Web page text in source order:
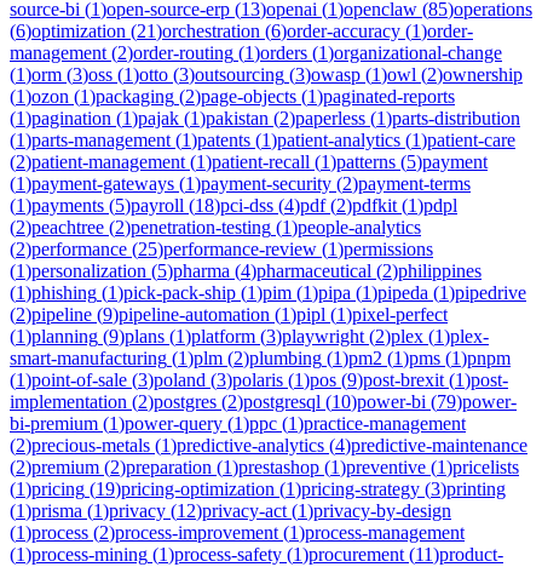
source-bi (1)open-source-erp (13)openai (1)openclaw (85)operations
(6)optimization (21)orchestration (6)order-accuracy (1)order-
management (2)order-routing (1)orders (1)organizational-change
(1)orm (3)oss (1)otto (3)outsourcing (3)owasp (1)owl (2)ownership
(1)ozon (1)packaging (2)page-objects (1)paginated-reports
(1)pagination (1)pajak (1)pakistan (2)paperless (1)parts-distribution
(1)parts-management (1)patents (1)patient-analytics (1)patient-care
(2)patient-management (1)patient-recall (1)patterns (5)payment
(1)payment-gateways (1)payment-security (2)payment-terms
(1)payments (5)payroll (18)pci-dss (4)pdf(2)pdfkit (1)pdpl
(2)peachtree (2)penetration-testing (1)people-analytics
(2)performance (25)performance-review (1)permissions
(1)personalization (5)pharma (4)pharmaceutical (2)philippines
(1)phishing (1)pick-pack-ship (1)pim (1)pipa (1)pipeda (1)pipedrive
(2)pipeline (9)pipeline-automation (1)pipl (1)pixel-perfect
(1)planning (9)plans (1)platform (3)playwright (2)plex (1)plex-
smart-manufacturing (1)plm (2)plumbing (1)pm2 (1)pms (1)pnpm
(1)point-of-sale (3)poland (3)polaris (1)pos (9)post-brexit (1)post-
implementation (2)postgres (2)postgresql (10)power-bi (79)power-
bi-premium (1)power-query (1)ppc (1)practice-management
(2)precious-metals (1)predictive-analytics (4)predictive-maintenance
(2)premium (2)preparation (1)prestashop (1)preventive (1)pricelists
(1)pricing (19)pricing-optimization (1)pricing-strategy (3)printing
(1)prisma (1)privacy (12)privacy-act (1)privacy-by-design
(1)process (2)process-improvement (1)process-management
(1)process-mining (1)process-safety (1)procurement (11)product-